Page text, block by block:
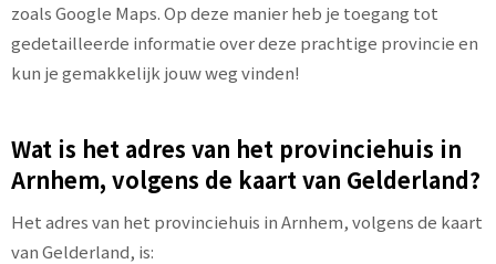
zoals Google Maps. Op deze manier heb je toegang tot
gedetailleerde informatie over deze prachtige provincie en
kun je gemakkelijk jouw weg vinden!
Wat is het adres van het provinciehuis in
Arnhem, volgens de kaart van Gelderland?
Het adres van het provinciehuis in Arnhem, volgens de kaart
van Gelderland, is: